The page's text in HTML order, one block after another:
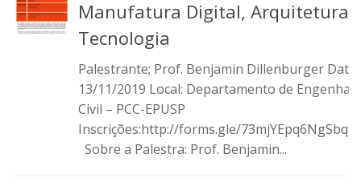
Durabilidade & vida útil das construções
Reologia e reometria de suspensões concentradas
INCT (CEMtec)
EMBRAPII (MCE)
Manufatura Digital, Arquitetura
Tecnologia
Palestrante; Prof. Benjamin Dillenburger Data:
13/11/2019 Local: Departamento de
Civil – PCC-EPUSP
Inscrições:http://forms.gle/
Sobre a Palestra: Prof. Benjamin...